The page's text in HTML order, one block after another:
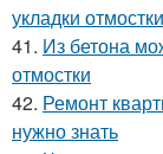
укладки
41. Из бетона
отмостки
42. Ремонт
нужно знать